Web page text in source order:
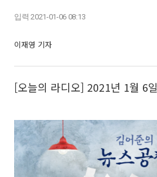
입력 2021-01-06 08:13
이재영 기자
[오늘의 라디오] 2021년 1월 6일